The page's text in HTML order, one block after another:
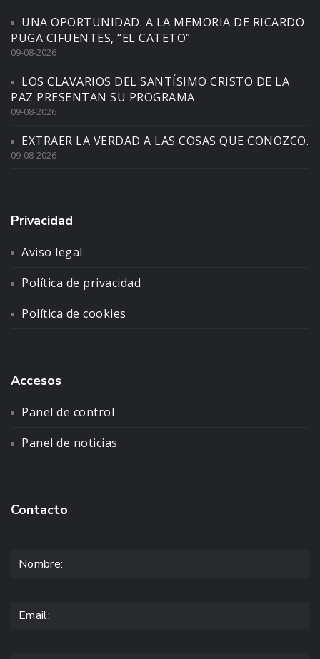
UNA OPORTUNIDAD. A LA MEMORIA DE RICARDO
PUGA CIFUENTES, “EL CATETO”
09-08-2026
LOS CLAVARIOS DEL SANTÍSIMO CRISTO DE LA
PAZ PRESENTAN SU PROGRAMA
09-08-2026
EXTRAER LA VERDAD A LAS COSAS QUE CONOZCO.
09-08-2026
Privacidad
Aviso legal
Política de privacidad
Política de cookies
Accesos
Panel de control
Panel de noticias
Contacto